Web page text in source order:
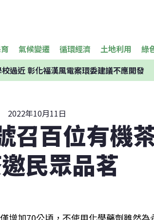
氣候變遷 循環經濟 土地利用 綠
過近 彰化福漢風電案環委建議不應開發
2022年10月11日
召百位有機
民眾品茗